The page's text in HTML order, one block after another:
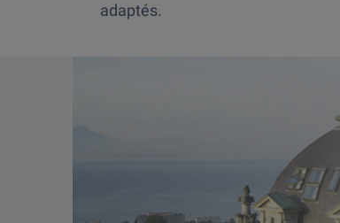
adaptés.